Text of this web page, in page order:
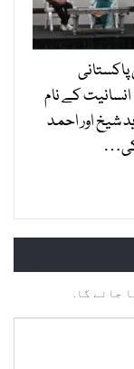
انسانیت کے نام
شیخ اور احمد
کی…
جائے گا.